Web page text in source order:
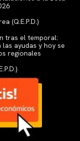
(Q.E.P.D.)
tras el temporal:
ayudas y hoy se
regionales